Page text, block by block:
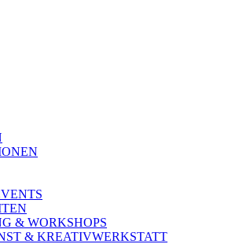
& WORKSHOPS
& KREATIVWERKSTATT